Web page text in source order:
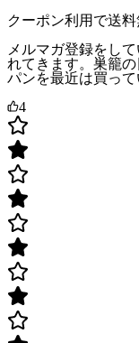
クーポン利用で送
メルマガ登録をし
れてきます。巣籠
パンを最近は買って
4